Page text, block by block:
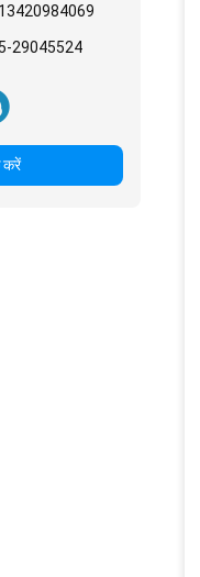
29045524
करें